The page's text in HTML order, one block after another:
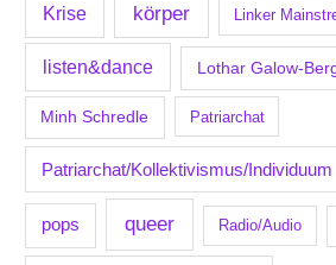
Krise körper Linker
listen&dance Lothar Galow-
Minh Schredle Patriarchat
Patriarchat/Kollektivismus/Individuum
pops queer Radio/Audio